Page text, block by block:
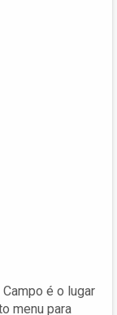
é o lugar
menu para